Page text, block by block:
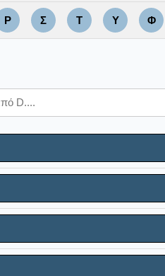
Ρ Σ Τ Υ Φ